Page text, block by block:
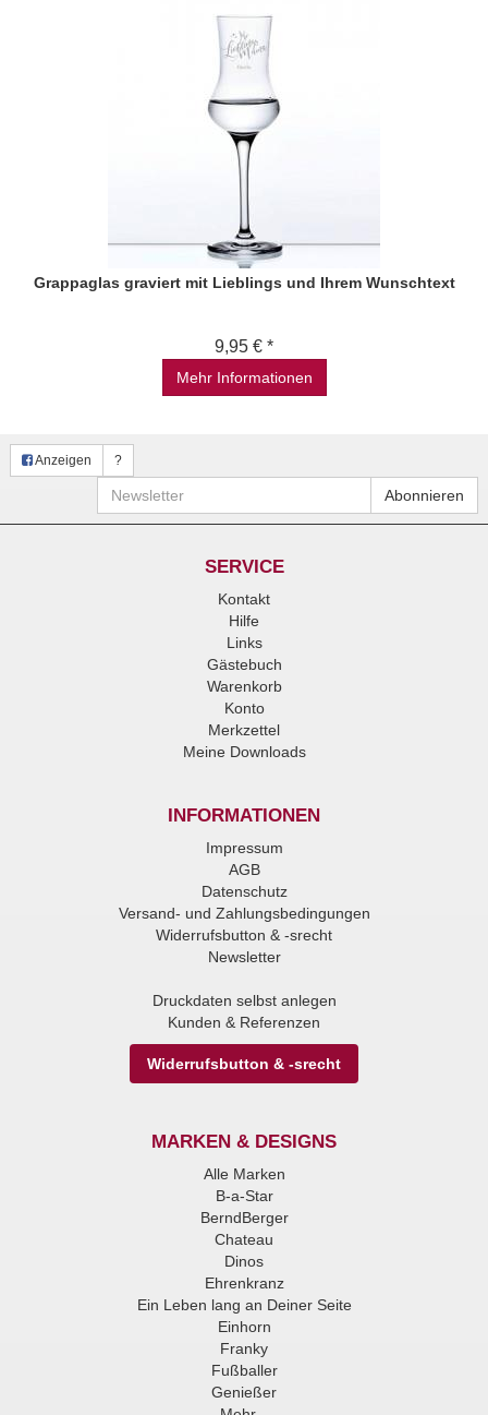
Grappaglas graviert mit Lieblings und Ihrem Wunschtext
9,95 € *
Mehr Informationen
Anzeigen ?
Newsletter Abonnieren
SERVICE
Kontakt
Hilfe
Links
Gästebuch
Warenkorb
Konto
Merkzettel
Meine Downloads
INFORMATIONEN
Impressum
AGB
Datenschutz
Versand- und Zahlungsbedingungen
Widerrufsbutton & -srecht
Newsletter
Druckdaten selbst anlegen
Kunden & Referenzen
Widerrufsbutton & -srecht
MARKEN & DESIGNS
Alle Marken
B-a-Star
BerndBerger
Chateau
Dinos
Ehrenkranz
Ein Leben lang an Deiner Seite
Einhorn
Franky
Fußballer
Genießer